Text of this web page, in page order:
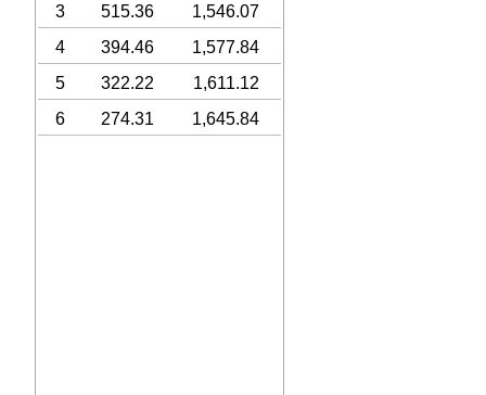
3
515.36
1,546.07
4
394.46
1,577.84
5
322.22
1,611.12
6
274.31 1,645.84